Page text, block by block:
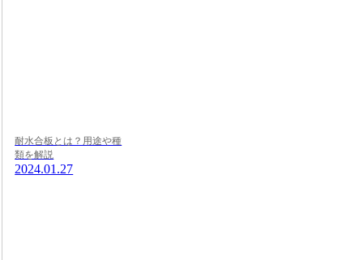
耐水合板とは？用途や種
類を解説
2024.01.27